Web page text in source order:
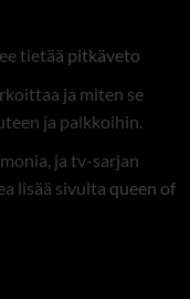
tietää pitkäveto
ja miten se
ja palkkoihin.
ja tv-sarjan
lisää sivulta queen of